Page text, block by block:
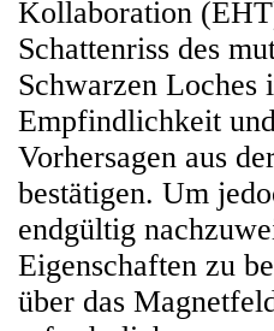
Kollaboration
Schattenriss des
Schwarzen Loches
Empfindlichkeit
Vorhersagen aus
bestätigen. Um
endgültig
Eigenschaften zu
über das